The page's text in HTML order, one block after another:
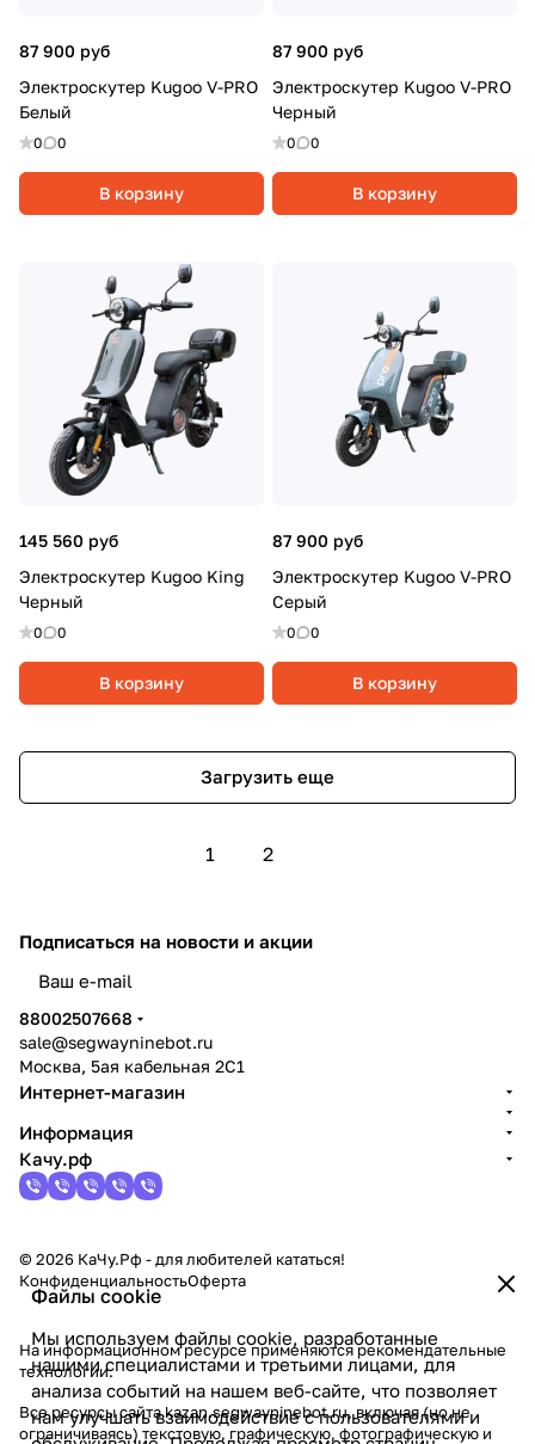
87 900 руб
Электроскутер Kugoo V-PRO
Белый
0 0
В корзину
87 900 руб
Электроскутер Kugoo V-PRO
Черный
0 0
В корзину
145 560 руб
Электроскутер Kugoo King
Черный
0 0
В корзину
87 900 руб
Электроскутер Kugoo V-PRO
Серый
0 0
В корзину
Загрузить еще
1 2
Файлы cookie
Мы используем файлы cookie, разработанные
нашими специалистами и третьими лицами, для
анализа событий на нашем веб-сайте, что позволяет
нам улучшать взаимодействие с пользователями и
Подписаться на новости и акции
88002507668
sale@segwayninebot.ru
Москва, 5ая кабельная 2С1
Интернет-магазин
Информация
Качу.рф
© 2026 КаЧу.Рф - для любителей кататься!
КонфиденциальностьОферта
На информационном ресурсе применяютсярекомендательные
технологии.
Все ресурсы сайта kazan.segwayninebot.ru, включая (но не
ограничиваясь) текстовую, графическую, фотографическую и